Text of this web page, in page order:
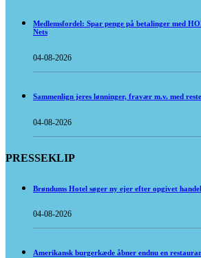
Medlemsfordel: Spar penge på betalinger med
Nets
04-08-2026
Sammenlign jeres lønninger, fravær m.v. med
04-08-2026
PRESSEKLIP
Brøndums Hotel søger ny ejer efter opgivet handel
04-08-2026
Amerikansk burgerkæde åbner endnu en